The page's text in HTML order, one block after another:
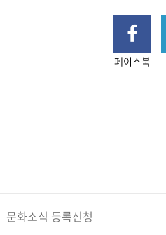
페이스북
문화소식 등록신청